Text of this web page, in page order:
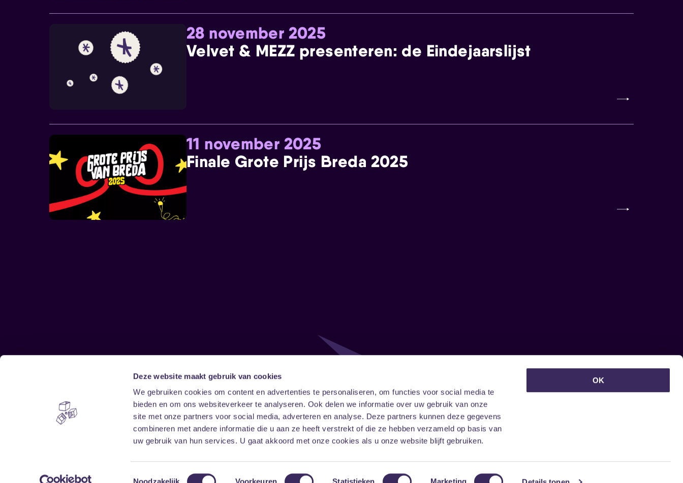
Deze website maakt gebruik van cookies
We gebruiken cookies om content en advertenties te personaliseren, om functies voor social media te
bieden en om ons websiteverkeer te analyseren. Ook delen we informatie over uw gebruik van onze
site met onze partners voor social media, adverteren en analyse. Deze partners kunnen deze gegevens
combineren met andere informatie die u aan ze heeft verstrekt of die ze hebben verzameld op basis van
uw gebruik van hun services. U gaat akkoord met onze cookies als u onze website blijft gebruiken.
Toestemmingsselectie
Noodzakelijk Voorkeuren Statistieken Marketing
OK
28 november 2025
Velvet & MEZZ presenteren: de Eindejaarslijst
11 november 2025
Finale Grote Prijs Breda 2025
Home
Vrijwilligers
Disclaimer
Toegankelijkheid
Privacy & cookies
Follow
FacebookInstagramLinkedIn
Onze nieuwsbrief ontvangen?